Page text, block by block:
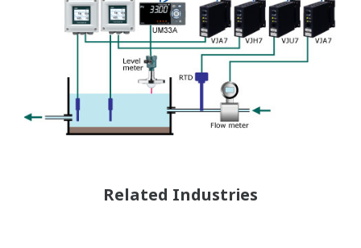
Related Industries